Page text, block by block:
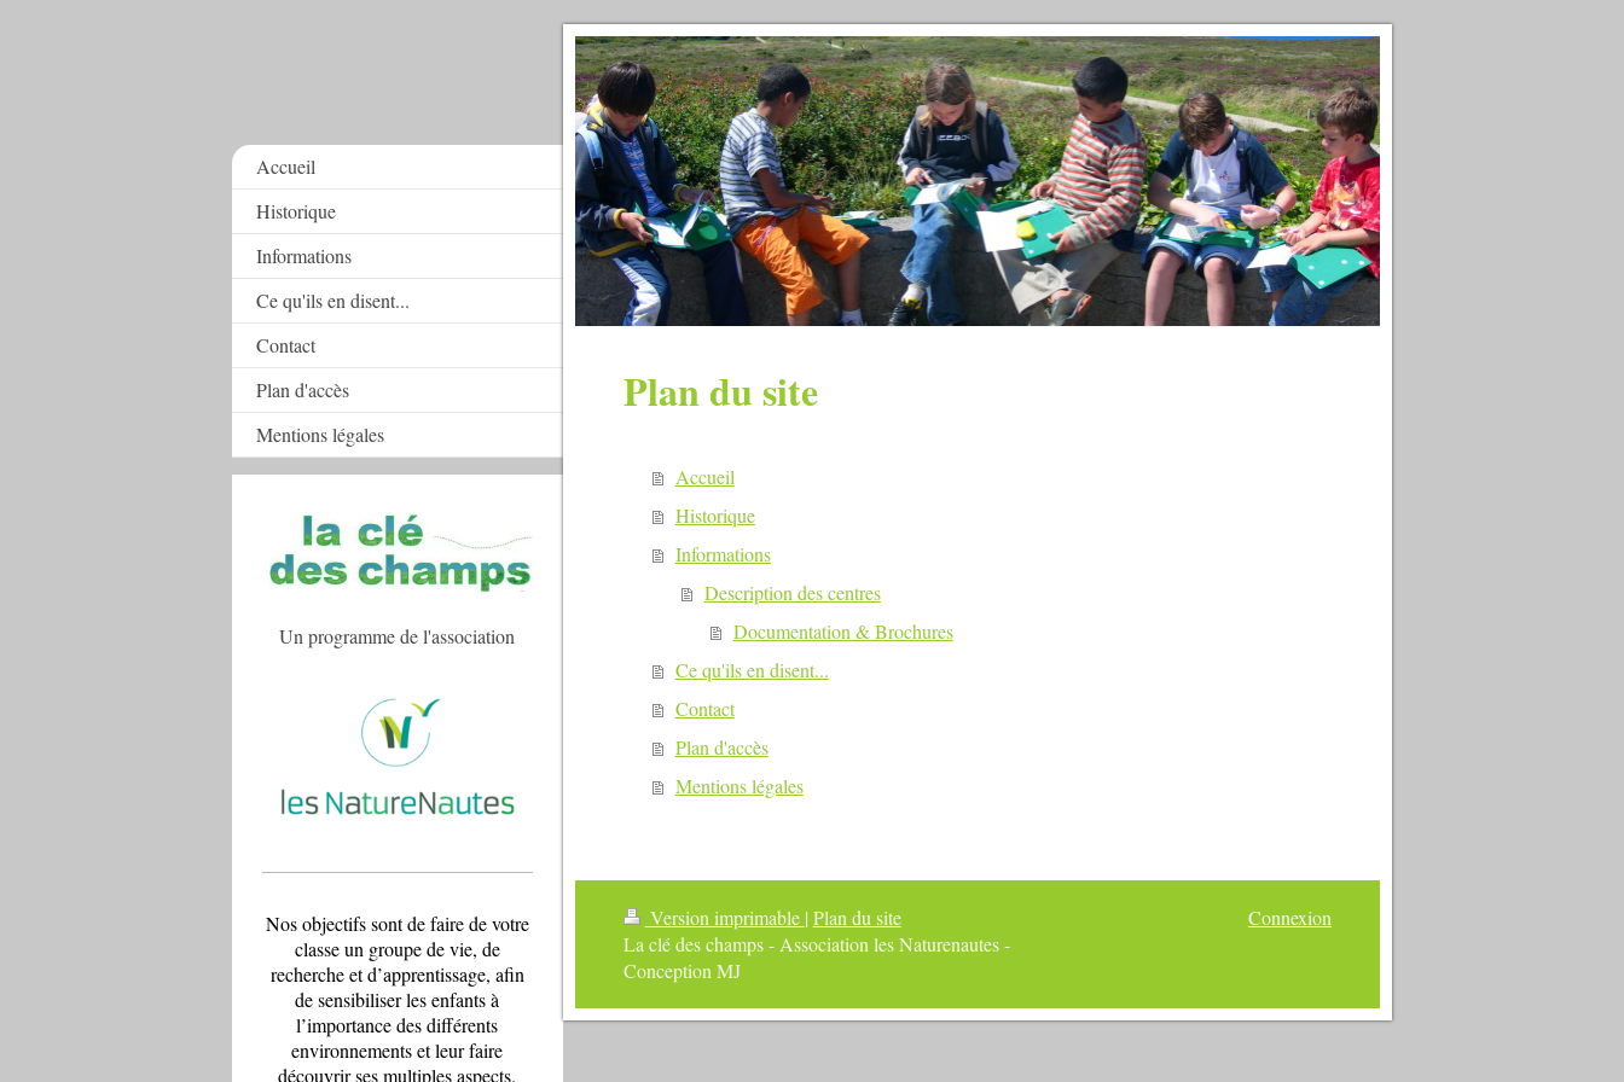
Plan du site
Accueil
Historique
Informations
Description des centres
Documentation & Brochures
Ce qu'ils en disent...
Contact
Plan d'accès
Mentions légales
Version imprimable | Plan du site
La clé des champs - Association les Naturenautes -
Conception MJ
Connexion
Accueil
Historique
Informations
Ce qu'ils en disent...
Contact
Plan d'accès
Mentions légales
Un programme de l'association
Nos objectifs sont de faire de votre
classe un groupe de vie, de
recherche et d’apprentissage, afin
de sensibiliser les enfants à
l’importance des différents
environnements et leur faire
découvrir ses multiples aspects.